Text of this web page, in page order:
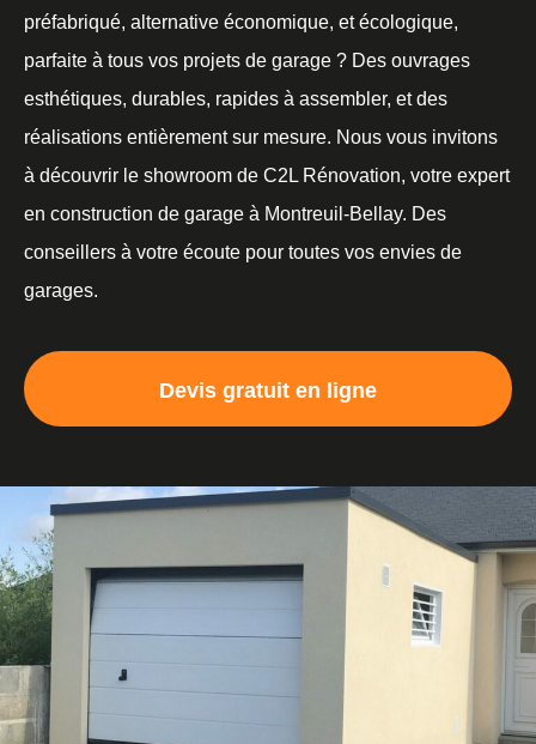
préfabriqué, alternative économique, et écologique,
parfaite à tous vos projets de garage ? Des ouvrages
esthétiques, durables, rapides à assembler, et des
réalisations entièrement sur mesure. Nous vous invitons
à découvrir le showroom de C2L Rénovation, votre expert
en construction de garage à Montreuil-Bellay. Des
conseillers à votre écoute pour toutes vos envies de
garages.
Devis gratuit en ligne